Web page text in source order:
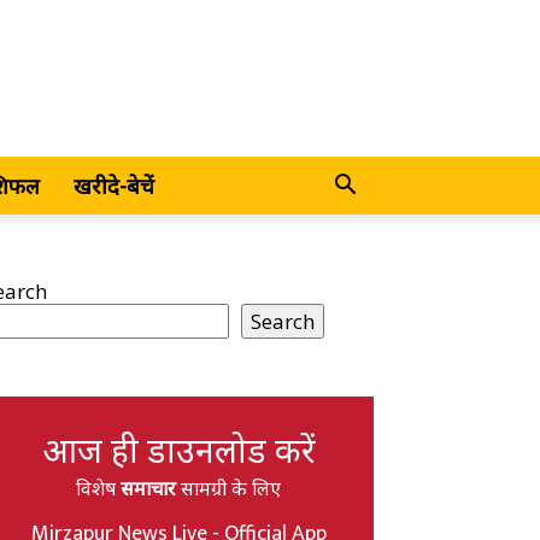
खरीदे-बेचें
Search
आज ही डाउनलोड करें
विशेषसमाचारसामग्री के लिए